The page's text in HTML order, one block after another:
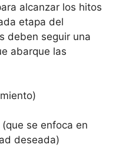
alcanzar los hitos
etapa del
deben seguir una
abarque las
se enfoca en
deseada)